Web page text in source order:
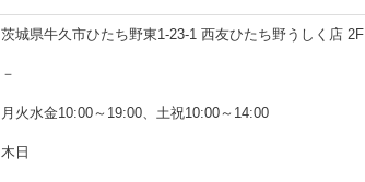
茨城県牛久市ひたち野東1-23-1 西友ひたち野うしく店 2F
－
月火水金10:00～19:00、土祝10:00～14:00
木日